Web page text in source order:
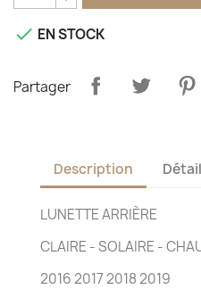
 EN STOCK
Partager
Description
LUNETTE ARRIÈRE
CLAIRE - SOLAIRE -
2016 2017 2018 2019